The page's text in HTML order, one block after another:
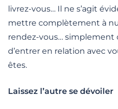
livrez-vous… Il ne s’agit
mettre complètement à
rendez-vous… simplement
d’entrer en relation avec
êtes.
Laissez l’autre se dévoiler